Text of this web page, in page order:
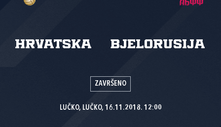
Hrvatska Bjelorusija
ZAVRŠENO
LUČKO, LUČKO, 16.11.2018. 12:00